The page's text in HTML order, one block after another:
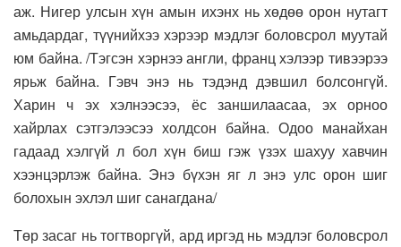
аж. Нигер улсын хүн амын ихэнх нь хөдөө орон нутагт
амьдардаг, түүнийхээ хэрээр мэдлэг боловсрол муутай
юм байна. /Тэгсэн хэрнээ англи, франц хэлээр тивээрээ
ярьж байна. Гэвч энэ нь тэдэнд дэвшил болсонгүй.
Харин ч эх хэлнээсээ, ёс заншилаасаа, эх орноо
хайрлах сэтгэлээсээ холдсон байна. Одоо манайхан
гадаад хэлгүй л бол хүн биш гэж үзэх шахуу хавчин
хээнцэрлэж байна. Энэ бүхэн яг л энэ улс орон шиг
болохын эхлэл шиг санагдана/
Төр засаг нь тогтворгүй, ард иргэд нь мэдлэг боловсрол